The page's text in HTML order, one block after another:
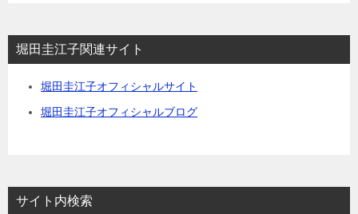
堀田圭江子関連サイト
堀田圭江子オフィシャルサイト
堀田圭江子オフィシャルブログ
サイト内検索